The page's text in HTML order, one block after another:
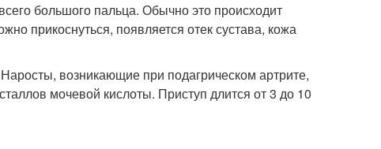
большого пальца. Обычно это происходит
прикоснуться, появляется отек сустава, кожа
возникающие при подагрическом артрите,
мочевой кислоты. Приступ длится от 3 до 10